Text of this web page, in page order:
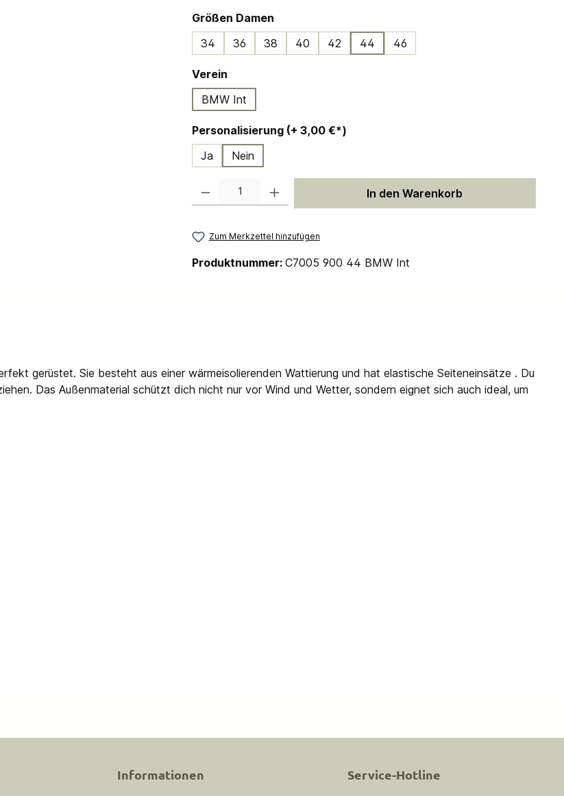
Größen Damenauswählen
34
36 38 40 42 44 46
Vereinauswählen
BMW Int
Personalisierung (+ 3,00 €*)auswählen
Ja
Nein
In den Warenkorb
Zum Merkzettel hinzufügen
Produktnummer: C7005 900 44 BMW Int
gerüstet. Sie besteht aus einer wärmeisolierenden Wattierung und hat elastische Seiteneinsätze . Du
Das Außenmaterial schützt dich nicht nur vor Wind und Wetter, sondern eignet sich auch ideal, um
Informationen Service-Hotline